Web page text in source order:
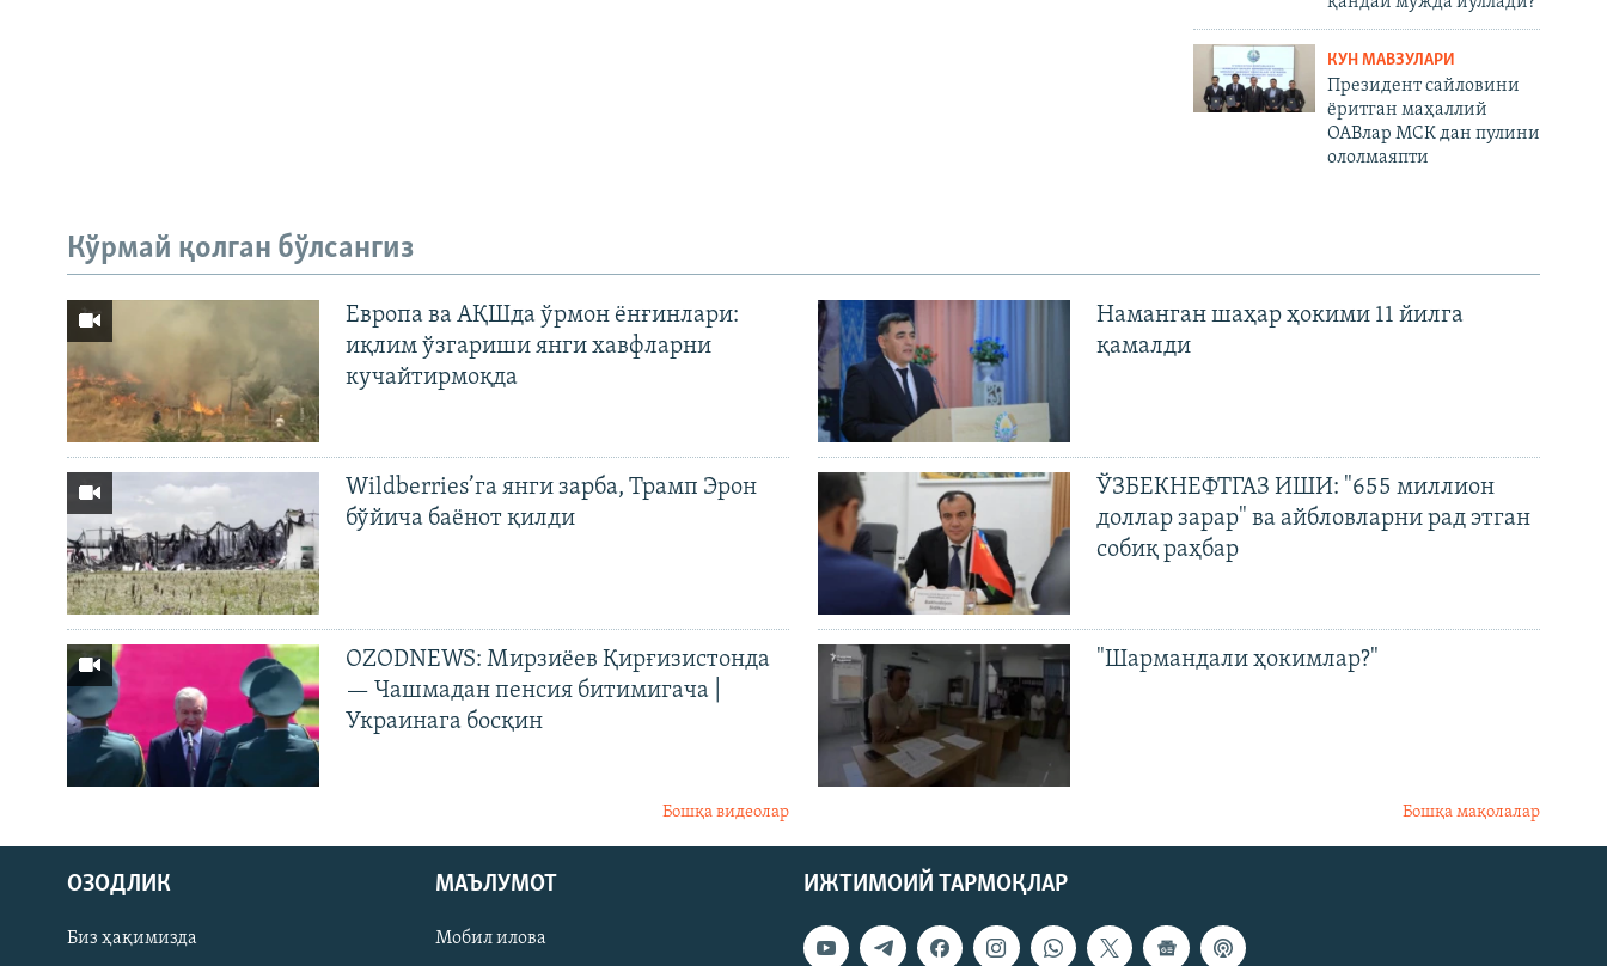
КУН МАВЗУЛАРИ
Президент сайловини
ёритган маҳаллий
ОАВлар МСК дан пулини
ололмаяпти
Кўрмай қолган бўлсангиз
Европа ва АҚШда ўрмон ёнғинлари:
иқлим ўзгариши янги хавфларни
кучайтирмоқда
Wildberries’га янги зарба, Трамп Эрон
бўйича баёнот қилди
OZODNEWS: Мирзиёев Қирғизистонда
— Чашмадан пенсия битимигача |
Украинага босқин
Бошқа видеолар
Наманган шаҳар ҳокими 11 йилга
қамалди
ЎЗБЕКНЕФТГАЗ ИШИ: "655 миллион
доллар зарар" ва айбловларни рад этган
собиқ раҳбар
"Шармандали ҳокимлар?"
Бошқа мақолалар
ИЖТИМОИЙ ТАРМОҚЛАР
ОЗОДЛИК
Биз ҳақимизда
МАЪЛУМОТ
Мобил илова